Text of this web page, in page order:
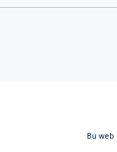
Bu web